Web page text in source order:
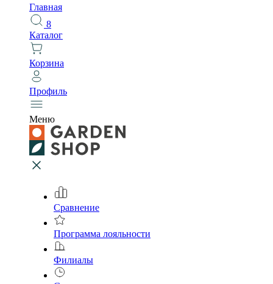
Главная
8
Каталог
Корзина
Профиль
Меню
Сравнение
Программа лояльности
Филиалы